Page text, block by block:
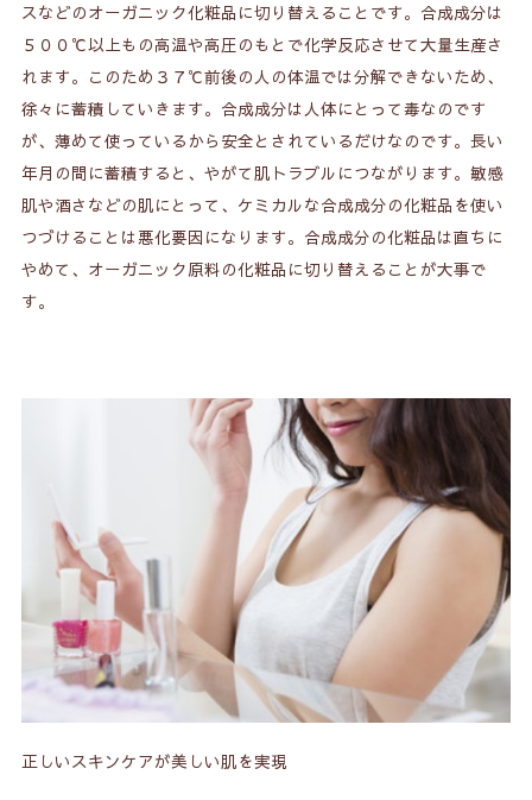
スなどのオーガニック化粧品に切り替えることです。合成成分は
５００℃以上もの高温や高圧のもとで化学反応させて大量生産さ
れます。このため３７℃前後の人の体温では分解できないため、
徐々に蓄積していきます。合成成分は人体にとって毒なのです
が、薄めて使っているから安全とされているだけなのです。長い
年月の間に蓄積すると、やがて肌トラブルにつながります。敏感
肌や酒さなどの肌にとって、ケミカルな合成成分の化粧品を使い
つづけることは悪化要因になります。合成成分の化粧品は直ちに
やめて、オーガニック原料の化粧品に切り替えることが大事で
す。
正しいスキンケアが美しい肌を実現